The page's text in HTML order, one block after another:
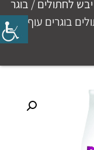
יבש לחתולים/ בוגר